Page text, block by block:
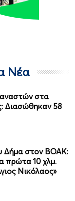
Νέα
στα
Διασώθηκαν 58
Δήμα στον ΒΟΑΚ:
πρώτα 10 χλμ.
Νικόλαος»